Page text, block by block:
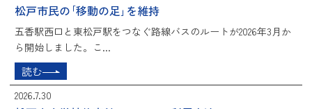
松戸市民の｢移動の足｣を維持
五香駅西口と東松戸駅をつなぐ路線バスのルートが2026年3月か
ら開始しました。こ...
読む
2026.7.30